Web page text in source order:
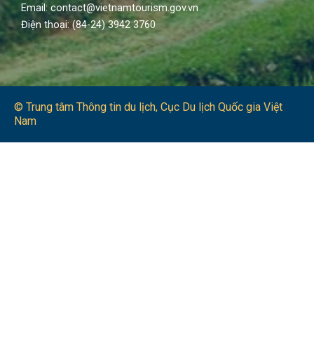
Email: contact@vietnamtourism.gov.vn
Điện thoại: (84-24) 3942 3760
© Trung tâm Thông tin du lịch​, Cục Du lịch Quốc gia Việt
Nam